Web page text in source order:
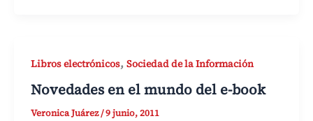
Libros electrónicos, Sociedad de la Información
Novedades en el mundo del e-book
Veronica Juárez/9 junio, 2011